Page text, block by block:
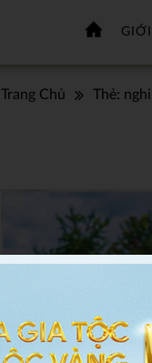
Trang Chủ Thẻ: